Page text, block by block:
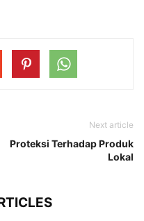
Next article
Proteksi Terhadap Produk
Lokal